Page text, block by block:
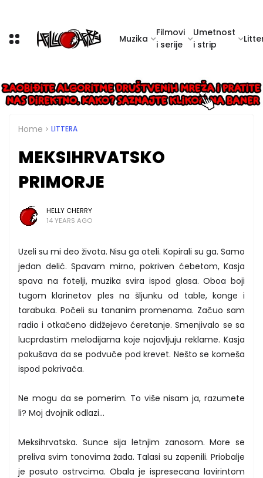
Muzika
Filmovi
i serije
Umetnost
i strip
Home LITTERA
MEKSIHRVATSKO
PRIMORJE
HELLY CHERRY
14 YEARS AGO
Uzeli su mi deo života. Nisu ga oteli. Kopirali su ga. Samo
jedan delić. Spavam mirno, pokriven ćebetom, Kasja
spava na fotelji, muzika svira ispod glasa. Oboa boji
tugom klarinetov ples na šljunku od table, konge i
tarabuka. Počeli su tananim promenama. Začuo sam
radio i otkačeno didžejevo ćeretanje. Smenjivalo se sa
lucprdastim melodijama koje najavljuju reklame. Kasja
pokušava da se podvuče pod krevet. Nešto se komeša
ispod pokrivača.
Ne mogu da se pomerim. To više nisam ja, razumete
li? Moj dvojnik odlazi...
Meksihrvatska. Sunce sija letnjim zanosom. More se
preliva svim tonovima žada. Talasi su zapenili. Priobalje
je posuto ostrvcima. Obala je ispresecana lavirintom